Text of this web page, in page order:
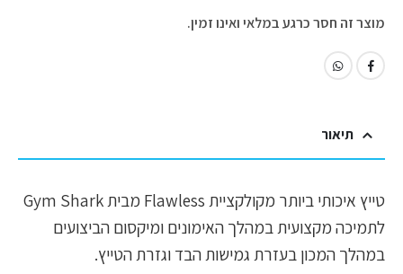
מוצר זה חסר כרגע במלאי ואינו זמין.
תיאור
טייץ איכותי ביותר מקולקציית Flawless מבית Gym Shark
לתמיכה מקצועית במהלך האימונים ומיקסום הביצועים
במהלך המכון בעזרת גמישות הבד וגזרת הטייץ.